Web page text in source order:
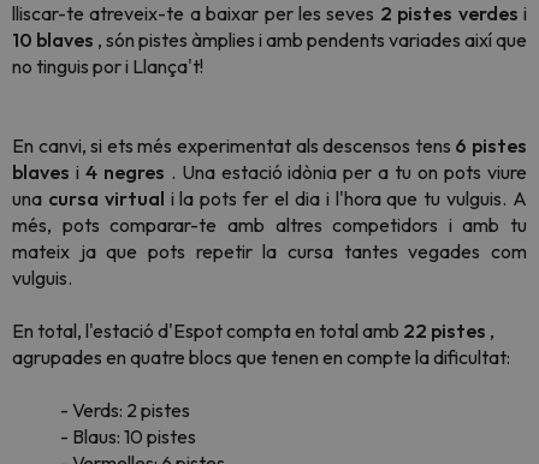
lliscar-te atreveix-te a baixar per les seves 2 pistes verdes i
10 blaves , són pistes àmplies i amb pendents variades així que
no tinguis por i Llança't!
En canvi, si ets més experimentat als descensos tens 6 pistes
blaves i 4 negres . Una estació idònia per a tu on pots viure
una cursa virtual i la pots fer el dia i l'hora que tu vulguis. A
més, pots comparar-te amb altres competidors i amb tu
mateix ja que pots repetir la cursa tantes vegades com
vulguis.
En total, l'estació d'Espot compta en total amb 22 pistes ,
agrupades en quatre blocs que tenen en compte la dificultat:
- Verds: 2 pistes
- Blaus: 10 pistes